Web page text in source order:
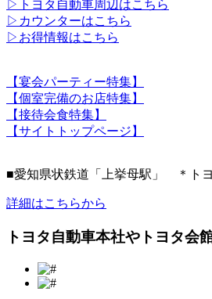
▷トヨタ自動車周辺はこちら
▷カウンターはこちら
▷お得情報はこちら
【宴会パーティー特集】
【個室完備のお店特集】
【接待会食特集】
【サイトトップページ】
■愛知県状鉄道「上挙母駅」 ＊ト
詳細はこちらから
トヨタ自動車本社やトヨタ